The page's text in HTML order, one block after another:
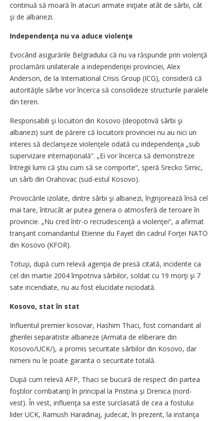
continuă să moară în atacuri armate iniţiate atât de sârbi, cât
şi de albanezi.
Independenţa nu va aduce violenţe
Evocând asigurările Belgradului că nu va răspunde prin violenţă
proclamării unilaterale a independenţei provinciei, Alex
Anderson, de la International Crisis Group (ICG), consideră că
autorităţile sârbe vor încerca să consolideze structurile paralele
din teren.
Responsabili şi locuitori din Kosovo (deopotrivă sârbi şi
albanezi) sunt de părere că locuitorii provinciei nu au nici un
interes să declanşeze violenţele odată cu independenţa „sub
supervizare internaţională“. „Ei vor încerca să demonstreze
întregii lumi că ştiu cum să se comporte“, speră Srecko Simic,
un sârb din Orahovac (sud-estul Kosovo).
Provocările izolate, dintre sârbi şi albanezi, îngrijorează însă cel
mai tare, întrucât ar putea genera o atmosferă de teroare în
provincie. „Nu cred într-o recrudescenţă a violenţei“, a afirmat
tranşant comandantul Etienne du Fayet din cadrul Forţei NATO
din Kosovo (KFOR).
Totuşi, după cum relevă agenţia de presă citată, incidente ca
cel din martie 2004 împotriva sârbilor, soldat cu 19 morţi şi 7
sate incendiate, nu au fost elucidate niciodată.
Kosovo, stat în stat
Influentul premier kosovar, Hashim Thaci, fost comandant al
gherilei separatiste albaneze (Armata de eliberare din
Kosovo/UCK/), a promis securitate sârbilor din Kosovo, dar
nimeni nu le poate garanta o securitate totală.
După cum relevă AFP, Thaci se bucură de respect din partea
foştilor combatanţi în principal la Pristina şi Drenica (nord-
vest). În vest, influenţa sa este surclasată de cea a fostului
lider UCK, Ramush Haradinaj, judecat, în prezent, la instanţa